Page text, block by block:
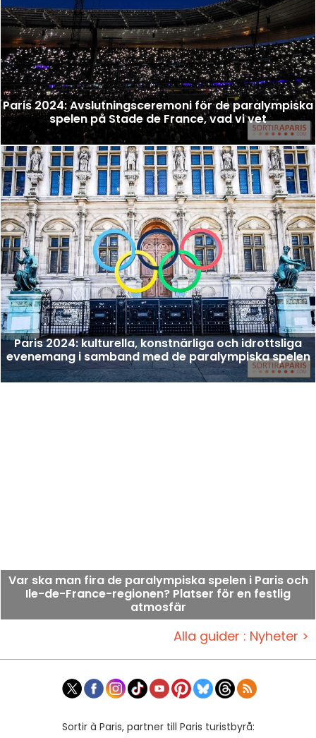
Paris 2024: Avslutningsceremoni för de paralympiska
spelen på Stade de France, vad vi vet
Paris 2024: kulturella, konstnärliga och idrottsliga
evenemang i samband med de paralympiska spelen
Var ska man fira de paralympiska spelen i Paris och
Ile-de-France-regionen? Platser för en festlig
atmosfär
Alla guider : Nyheter >
Sortir à Paris, partner till Paris turistbyrå: